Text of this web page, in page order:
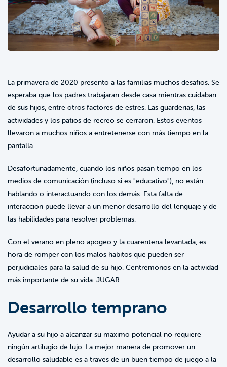
La primavera de 2020 presentó a las familias muchos desafíos. Se
esperaba que los padres trabajaran desde casa mientras cuidaban
de sus hijos, entre otros factores de estrés. Las guarderías, las
actividades y los patios de recreo se cerraron. Estos eventos
llevaron a muchos niños a entretenerse con más tiempo en la
pantalla.
Desafortunadamente, cuando los niños pasan tiempo en los
medios de comunicación (incluso si es "educativo"), no están
hablando o interactuando con los demás. Esta falta de
interacción puede llevar a un menor desarrollo del lenguaje y de
las habilidades para resolver problemas.
Con el verano en pleno apogeo y la cuarentena levantada, es
hora de romper con los malos hábitos que pueden ser
perjudiciales para la salud de su hijo. Centrémonos en la actividad
más importante de su vida: JUGAR.
Desarrollo temprano
Ayudar a su hijo a alcanzar su máximo potencial no requiere
ningún artilugio de lujo. La mejor manera de promover un
desarrollo saludable es a través de un buen tiempo de juego a la